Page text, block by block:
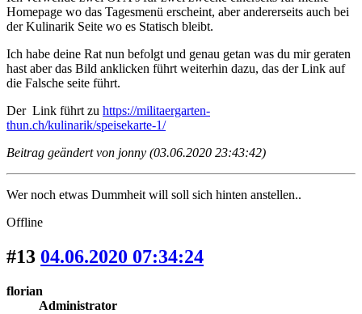
Homepage wo das Tagesmenü erscheint, aber andererseits auch bei
der Kulinarik Seite wo es Statisch bleibt.
Ich habe deine Rat nun befolgt und genau getan was du mir geraten
hast aber das Bild anklicken führt weiterhin dazu, das der Link auf
die Falsche seite führt.
Der Link führt zu https://militaergarten-
thun.ch/kulinarik/speisekarte-1/
Beitrag geändert von jonny (03.06.2020 23:43:42)
Wer noch etwas Dummheit will soll sich hinten anstellen..
Offline
#13 04.06.2020 07:34:24
florian
Administrator